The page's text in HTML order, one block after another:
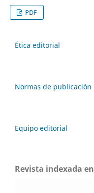
PDF
Ética editorial
Normas de publicación
Equipo editorial
Revista indexada en